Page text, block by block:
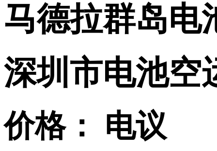
马德拉群岛电
深圳市电池空
价格：
电议